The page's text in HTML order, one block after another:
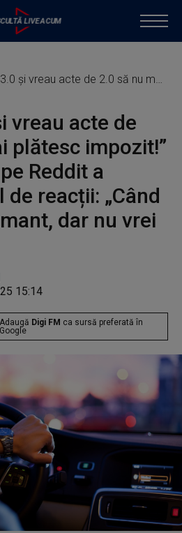
să nu mai plătesc impozit!” Postarea de pe Reddit a stârnit un val de reacții: „Când vrei să fii diamant, dar nu vrei presiune!”
vreau acte de
plătesc impozit!”
Reddit a
reacții: „Când
dar nu vrei
15:14
Adaugă Digi FM ca sursă preferată în
Google